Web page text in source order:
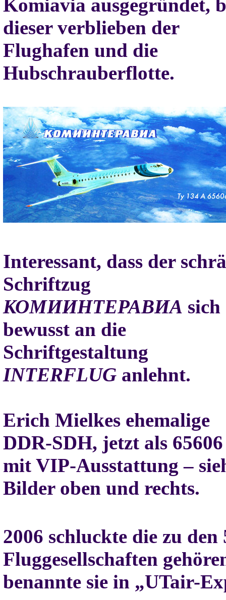
Komiavia ausgegründet,
dieser verblieben der
Flughafen und die
Hubschrauberflotte.
Interessant, dass der
Schriftzug
КОМИИНТЕРАВИА sich
bewusst an die
Schriftgestaltung
INTERFLUG anlehnt.
Erich Mielkes ehemalige
DDR-SDH, jetzt als 65606
mit VIP-Ausstattung –
Bilder oben und rechts.
2006 schluckte die zu
Fluggesellschaften
benannte sie in „UTair-